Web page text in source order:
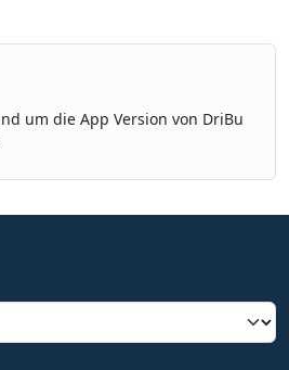
um die App Version von DriBu